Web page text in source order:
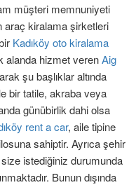
müşteri memnuniyeti
araç kiralama şirketleri
Kadıköy oto kiralama
alanda hizmet verenAig
şu başlıklar altında
bir tatile, akraba veya
günübirlik dahi olsa
rent a car, aile tipine
sahiptir. Ayrıca şehir
istediğiniz durumunda
Bunun dışında